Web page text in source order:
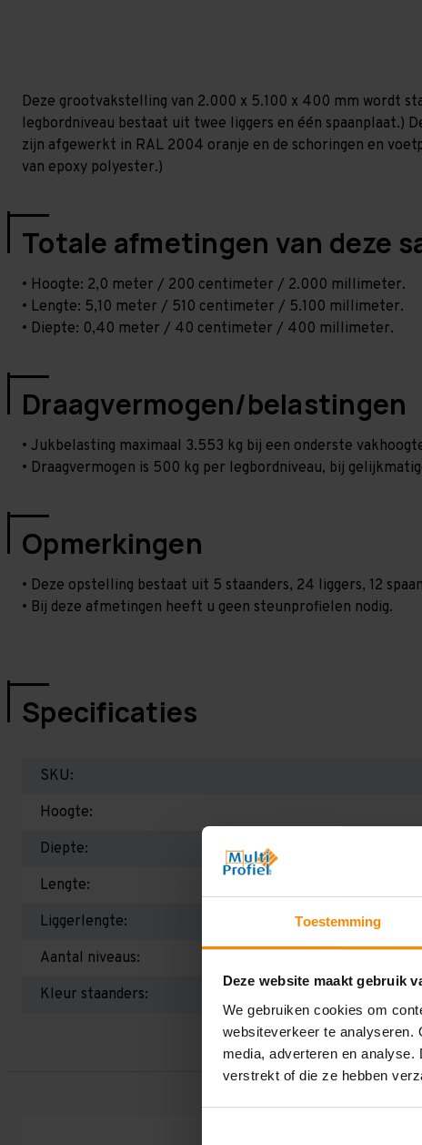
Toestemming
Deze website maakt gebruik
We gebruiken cookies om
websiteverkeer te analyseren.
media, adverteren en
verstrekt of die ze hebben
Deze grootvakstelling van 2.000 x 5.100 x 400 mm wordt
legbordniveau bestaat uit twee liggers en één spaanplaat.)
zijn afgewerkt in RAL 2004 oranje en de schoringen en
van epoxy polyester.)
Totale afmetingen van deze
• Hoogte: 2,0 meter / 200 centimeter / 2.000 millimeter.
• Lengte: 5,10 meter / 510 centimeter / 5.100 millimeter.
• Diepte: 0,40 meter / 40 centimeter / 400 millimeter.
Draagvermogen/belastingen
• Jukbelasting maximaal 3.553 kg bij een onderste
• Draagvermogen is 500 kg per legbordniveau, bij
Opmerkingen
• Deze opstelling bestaat uit 5 staanders, 24 liggers, 12
• Bij deze afmetingen heeft u geen steunprofielen nodig.
Specificaties
SKU:
Hoogte:
Diepte:
Lengte:
Liggerlengte:
Aantal niveaus:
Kleur staanders: